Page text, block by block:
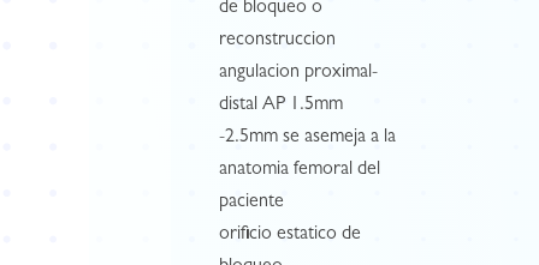
de bloqueo o
reconstruccion
angulacion proximal-
distal AP 1.5mm
-2.5mm se asemeja a la
anatomia femoral del
paciente
orificio estatico de